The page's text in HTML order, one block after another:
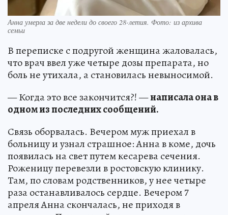
Анна умерла за две недели до своего 28-летия. Фото: из архива
семьи
В переписке с подругой женщина жаловалась,
что врач ввел уже четыре дозы препарата, но
боль не утихала, а становилась невыносимой.
— Когда это все закончится?! —написала она в
одном из последних сообщений.
Связь оборвалась. Вечером муж приехал в
больницу и узнал страшное: Анна в коме, дочь
появилась на свет путем кесарева сечения.
Роженицу перевезли в ростовскую клинику.
Там, по словам родственников, у нее четыре
раза останавливалось сердце. Вечером 7
апреля Анна скончалась, не приходя в